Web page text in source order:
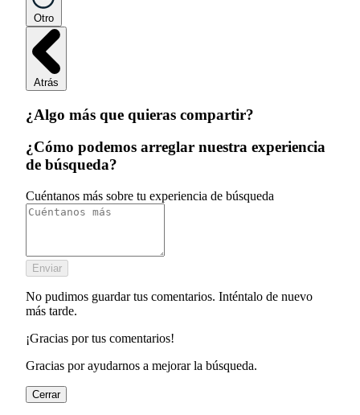
Otro
Atrás
¿Algo más que quieras compartir?
¿Cómo podemos arreglar nuestra experiencia
de búsqueda?
Cuéntanos más sobre tu experiencia de búsqueda
Enviar
No pudimos guardar tus comentarios. Inténtalo de nuevo
más tarde.
¡Gracias por tus comentarios!
Gracias por ayudarnos a mejorar la búsqueda.
Cerrar